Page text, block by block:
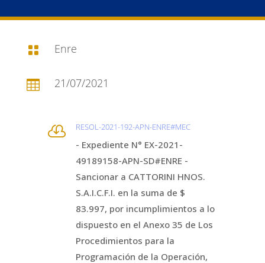
 Enre
 21/07/2021
 RESOL-2021-192-APN-ENRE#MEC
- Expediente N° EX-2021-
49189158-APN-SD#ENRE -
Sancionar a CATTORINI HNOS.
S.A.I.C.F.I. en la suma de $
83.997, por incumplimientos a lo
dispuesto en el Anexo 35 de Los
Procedimientos para la
Programación de la Operación,